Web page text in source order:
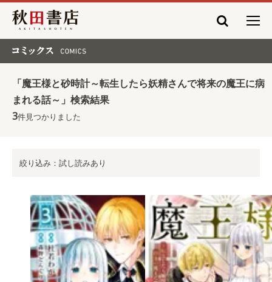
秋田書店
「魔王様と砂時計～転生したら妖精さんで将来の魔王に病
まれる話～」検索結果
3件見つかりました
絞り込み：試し読みあり